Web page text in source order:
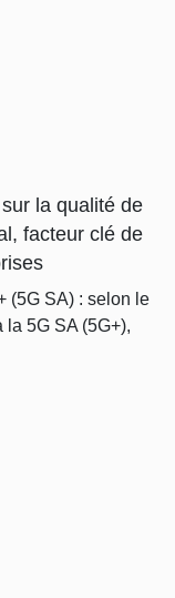
la qualité de
facteur clé de
(5G SA) : selon le
5G SA (5G+),